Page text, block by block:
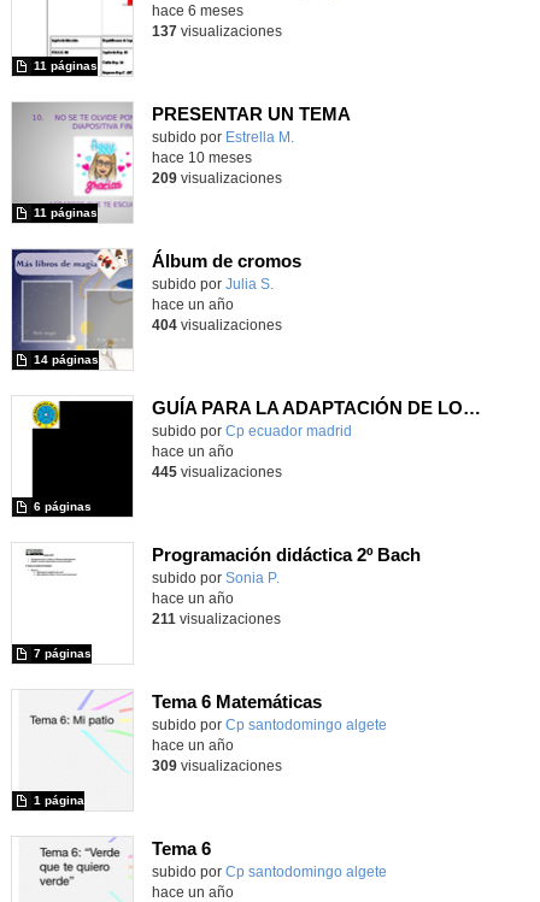
11 páginas
hace 6 meses
137visualizaciones
PRESENTAR UN TEMA
Contenido educativo.
subido por Estrella M.
11 páginas
hace 10 meses
209visualizaciones
Álbum de cromos
Contenido educativo.
subido por Julia S.
14 páginas
hace un año
404visualizaciones
GUÍA PARA LA ADAPTACIÓN DE LOS CENTROS CON ALUMNADO NEURODIVERGENTE
subido por Cp ecuador madrid
6 páginas
hace un año
445visualizaciones
Programación didáctica 2º Bach
Contenido educativo.
subido por Sonia P.
7 páginas
hace un año
211 visualizaciones
Tema 6 Matemáticas
Contenido educativo.
subido por Cp santodomingo algete
1 página
hace un año
309visualizaciones
Tema 6
Contenido educativo.
subido por Cp santodomingo algete
hace un año